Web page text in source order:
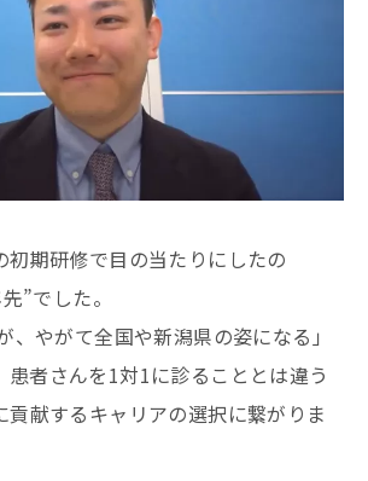
初期研修で目の当たりにしたの
”でした。
、やがて全国や新潟県の姿になる」
者さんを1対1に診ることとは違う
貢献するキャリアの選択に繋がりま